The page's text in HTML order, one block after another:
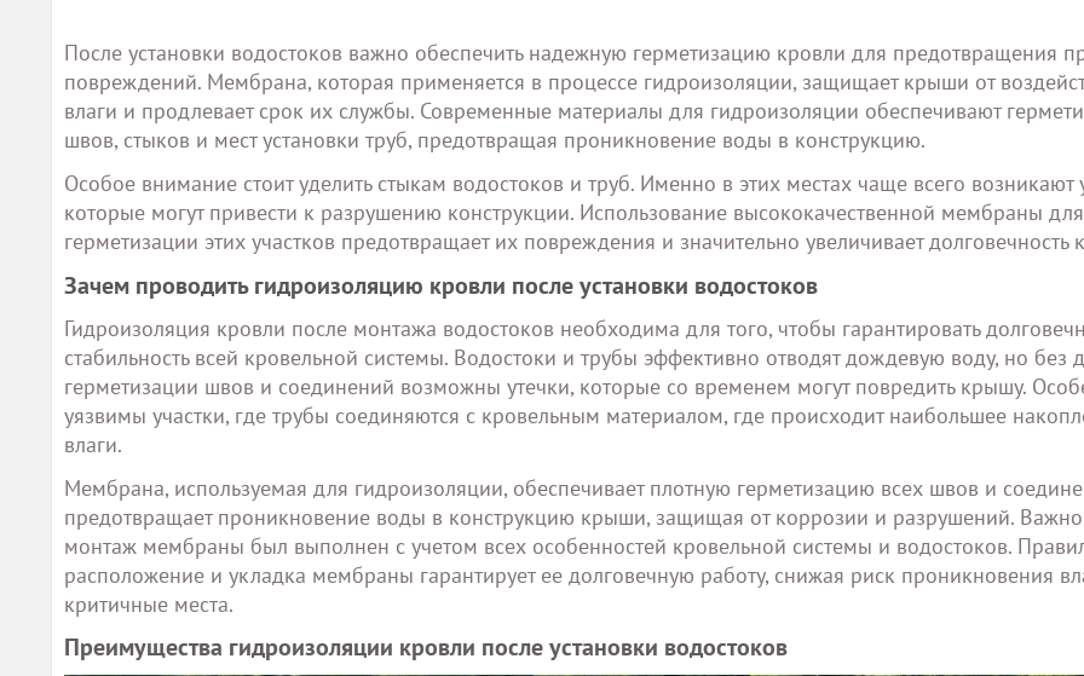
После установки водостоков важно обеспечить надежную герметизацию кровли для предотвращения
повреждений. Мембрана, которая применяется в процессе гидроизоляции, защищает крыши от
влаги и продлевает срок их службы. Современные материалы для гидроизоляции обеспечивают
швов, стыков и мест установки труб, предотвращая проникновение воды в конструкцию.
Особое внимание стоит уделить стыкам водостоков и труб. Именно в этих местах чаще всего возникают
которые могут привести к разрушению конструкции. Использование высококачественной мембраны для
герметизации этих участков предотвращает их повреждения и значительно увеличивает долговечность
Зачем проводить гидроизоляцию кровли после установки водостоков
Гидроизоляция кровли после монтажа водостоков необходима для того, чтобы гарантировать
стабильность всей кровельной системы. Водостоки и трубы эффективно отводят дождевую воду, но без
герметизации швов и соединений возможны утечки, которые со временем могут повредить крышу.
уязвимы участки, где трубы соединяются с кровельным материалом, где происходит наибольшее
влаги.
Мембрана, используемая для гидроизоляции, обеспечивает плотную герметизацию всех швов и
предотвращает проникновение воды в конструкцию крыши, защищая от коррозии и разрушений.
монтаж мембраны был выполнен с учетом всех особенностей кровельной системы и водостоков.
расположение и укладка мембраны гарантирует ее долговечную работу, снижая риск проникновения
критичные места.
Преимущества гидроизоляции кровли после установки водостоков